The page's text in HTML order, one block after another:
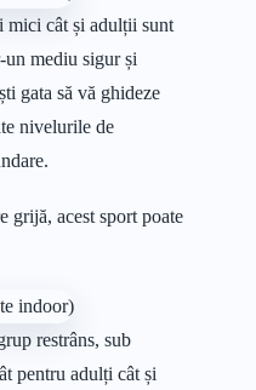
mici cât și adulții sunt
un mediu sigur și
gata să vă ghideze
nivelurile de
grijă, acest sport poate
restrâns, sub
pentru adulți cât și